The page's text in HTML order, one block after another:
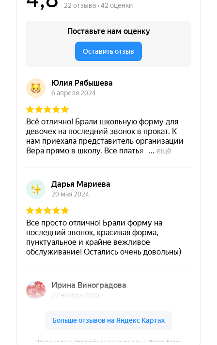
Школьная мода Эдельвейс на карте Тутаева — Яндекс Карты